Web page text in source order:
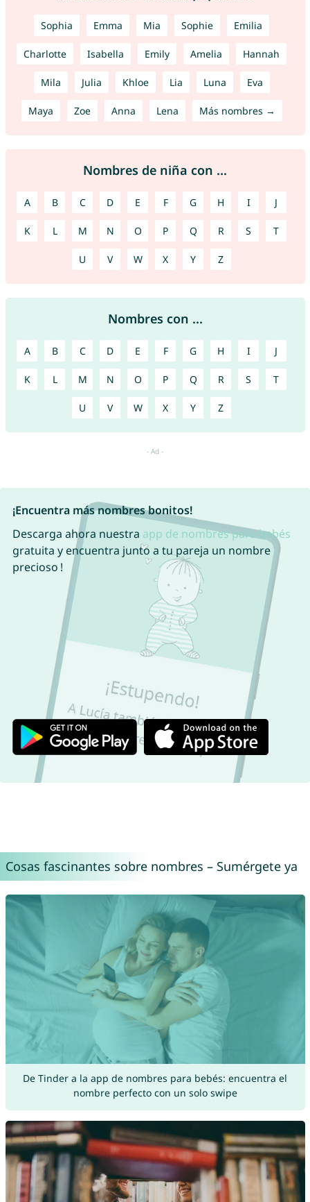
Sophia Emma Mia Sophie Emilia
Charlotte Isabella Emily Amelia Hannah
Mila Julia Khloe Lia Luna Eva
Maya Zoe Anna Lena Más nombres →
Nombres de niña con ...
A B C D E F G H I J
K L M N O P Q R S T
U V W X Y Z
Nombres con ...
A B C D E F G H I J
K L M N O P Q R S T
U V W X Y Z
¡Encuentra más nombres bonitos!
Descarga ahora nuestra app de nombres para bebés
gratuita y encuentra junto a tu pareja un nombre
precioso !
Cosas fascinantes sobre nombres – Sumérgete ya
De Tinder a la app de nombres para bebés: encuentra el
nombre perfecto con un solo swipe